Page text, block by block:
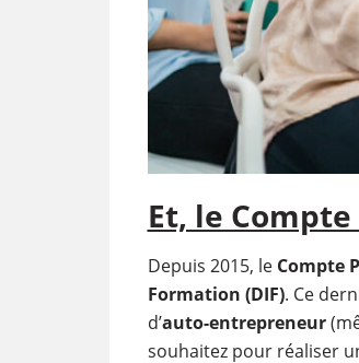
Et, le
Depuis 2015, le Compte
Formation (DIF). Ce
d’auto-entrepreneur
souhaitez pour réaliser